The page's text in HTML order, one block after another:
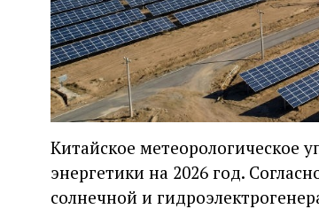
Китайское метеорологическое
энергетики на 2026 год.
солнечной и